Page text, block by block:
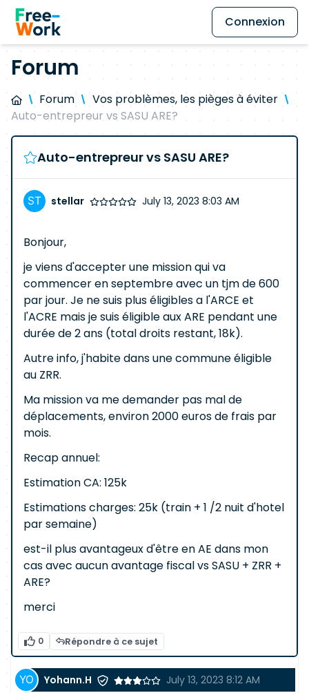
Connexion
Forum
Forum
Vos problèmes, les pièges à éviter
Auto-entrepreur vs SASU ARE?
Auto-entrepreur vs SASU ARE?
stellar July 13, 2023 8:03 AM
Bonjour,
je viens d'accepter une mission qui va
commencer en septembre avec un tjm de 600
par jour. Je ne suis plus éligibles a l'ARCE et
l'ACRE mais je suis éligible aux ARE pendant une
durée de 2 ans (total droits restant, 18k).
Autre info, j'habite dans une commune éligible
au ZRR.
Ma mission va me demander pas mal de
déplacements, environ 2000 euros de frais par
mois.
Recap annuel:
Estimation CA: 125k
Estimations charges: 25k (train + 1 /2 nuit d'hotel
par semaine)
est-il plus avantageux d'être en AE dans mon
cas avec aucun avantage fiscal vs SASU + ZRR +
ARE?
merci
0 Répondre à ce sujet
Yohann.H July 13, 2023 8:12 AM